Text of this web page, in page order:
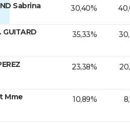
Sabrina 30,40%
35,33%
23,38%
Mme
10,89%